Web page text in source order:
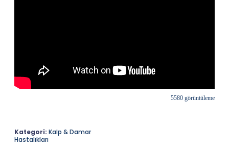
Kategori: Kalp & Damar
Hastalıkları
5580 görüntüleme